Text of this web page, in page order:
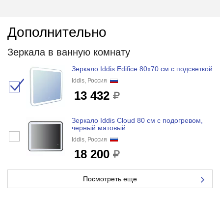
Дополнительно
Зеркала в ванную комнату
Зеркало Iddis Edifice 80x70 см с подсветкой
Iddis, Россия
13 432
Зеркало Iddis Cloud 80 см с подогревом,
черный матовый
Iddis, Россия
18 200
Посмотреть еще